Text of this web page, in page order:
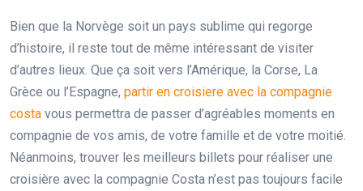
Bien que la Norvège soit un pays sublime qui regorge
d’histoire, il reste tout de même intéressant de visiter
d’autres lieux. Que ça soit vers l’Amérique, la Corse, La
Grèce ou l’Espagne, partir en croisiere avec la compagnie
costa vous permettra de passer d’agréables moments en
compagnie de vos amis, de votre famille et de votre moitié.
Néanmoins, trouver les meilleurs billets pour réaliser une
croisière avec la compagnie Costa n’est pas toujours facile